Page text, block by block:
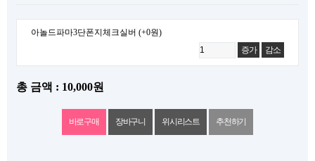
아놀드파마3단폰지체크실버 (+0원)
증가
감소
총 금액 : 10,000원
위시리스트 추천하기